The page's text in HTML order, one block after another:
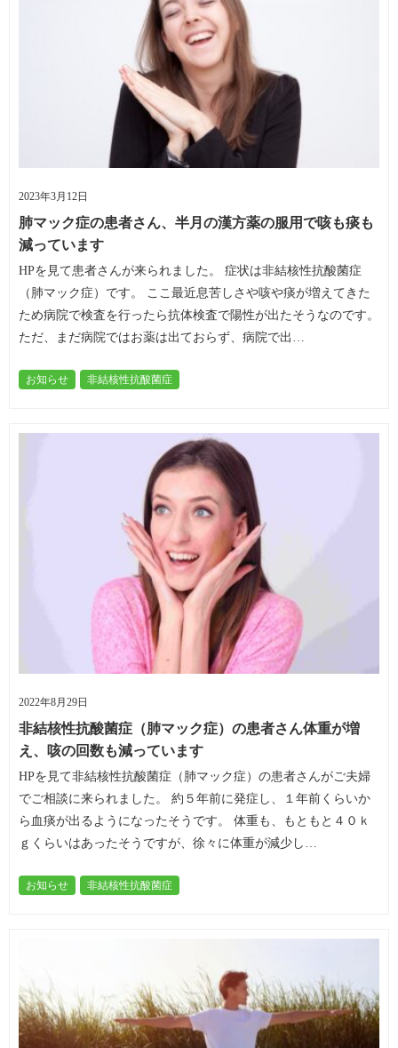
2023年3月12日
肺マック症の患者さん、半月の漢方薬の服用で咳も痰も
減っています
HPを見て患者さんが来られました。 症状は非結核性抗酸菌症
（肺マック症）です。 ここ最近息苦しさや咳や痰が増えてきた
ため病院で検査を行ったら抗体検査で陽性が出たそうなのです。
ただ、まだ病院ではお薬は出ておらず、病院で出…
お知らせ 非結核性抗酸菌症
2022年8月29日
非結核性抗酸菌症（肺マック症）の患者さん体重が増
え、咳の回数も減っています
HPを見て非結核性抗酸菌症（肺マック症）の患者さんがご夫婦
でご相談に来られました。 約５年前に発症し、１年前くらいか
ら血痰が出るようになったそうです。 体重も、もともと４０ｋ
ｇくらいはあったそうですが、徐々に体重が減少し…
お知らせ 非結核性抗酸菌症